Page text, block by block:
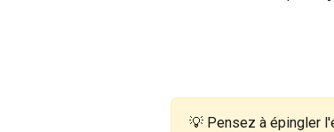
💡 Pensez à épingler